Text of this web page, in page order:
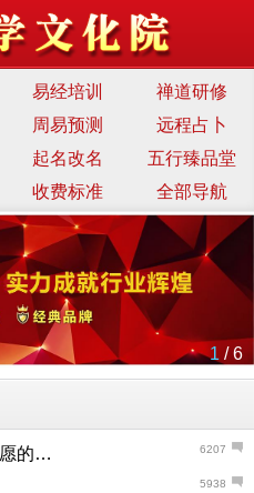
易经培训
禅道研修
周易预测
远程占卜
起名改名
五行臻品堂
收费标准 全部导航
1 / 6
6207
周易预测学业学历文凭投报志愿的方法与重要性
5938